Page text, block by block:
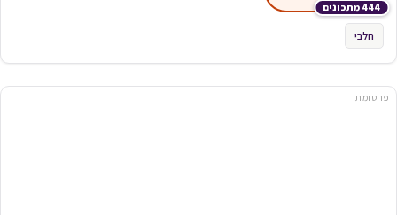
444 מתכונים
חלבי
פרסומת